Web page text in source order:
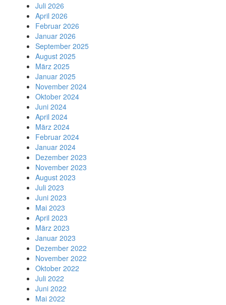
Juli 2026
April 2026
Februar 2026
Januar 2026
September 2025
August 2025
März 2025
Januar 2025
November 2024
Oktober 2024
Juni 2024
April 2024
März 2024
Februar 2024
Januar 2024
Dezember 2023
November 2023
August 2023
Juli 2023
Juni 2023
Mai 2023
April 2023
März 2023
Januar 2023
Dezember 2022
November 2022
Oktober 2022
Juli 2022
Juni 2022
Mai 2022